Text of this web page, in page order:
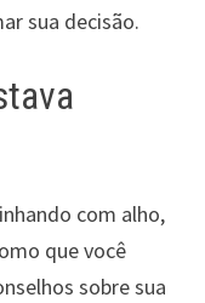
sua decisão.
com alho,
que você
sobre sua